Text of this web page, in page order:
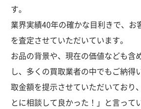
す。
業界実績40年の確かな目利きで、お
を査定させていただいています。
お品の背景や、現在の価値なども含
し、多くの買取業者の中でもご納得
取金額を提示させていただいており
とに相談して良かった！」と言って